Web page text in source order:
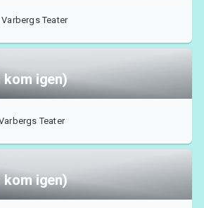
Tickster
Teater
kom igen)
Teater
kom igen)